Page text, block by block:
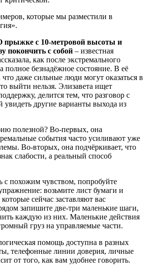
которые мы разместили в
прыжке с 10‑метровой высоты и
покончить с собой – известная
как после экстремального
безнадёжное состояние. В её
даже сильные люди могут оказаться в
выйти нельзя. Элизавета ищет
делится тем, что разговор с
увидеть другие варианты выхода из
полезной? Во‑первых, она
события часто усиливают уже
Во‑вторых, она подчёркивает, что
слабости, а реальный способ
с похожим чувством, попробуйте
возьмите лист бумаги и
сейчас заставляют вас
запишите две‑три маленькие шаги,
каждую из них. Маленькие действия
груз на управляемые части.
помощь доступна в разных
телефонные линии доверия, личные
от того, как вам удобнее говорить.